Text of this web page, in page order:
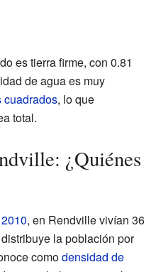
es tierra firme, con 0.81
de agua es muy
cuadrados, lo que
total.
¿Quiénes
, en Rendville vivían 36
la población por
comodensidad de